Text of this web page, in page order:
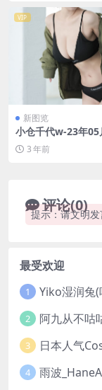
VIP
新图览
小仓千代w-23年
阅合集 [66P3V-
3 年前
评论(0)
提示：请文明
最受欢迎
1
2 阿九从不咕
3
4 雨波